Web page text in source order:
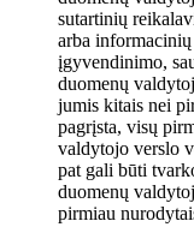
sutartinių
arba
įgyvendinimo,
duomenų
jumis kitais nei
pagrįsta, visų
valdytojo verslo
pat gali būti
duomenų
pirmiau